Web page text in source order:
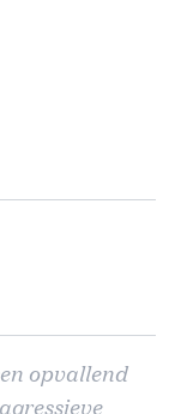
opvallend